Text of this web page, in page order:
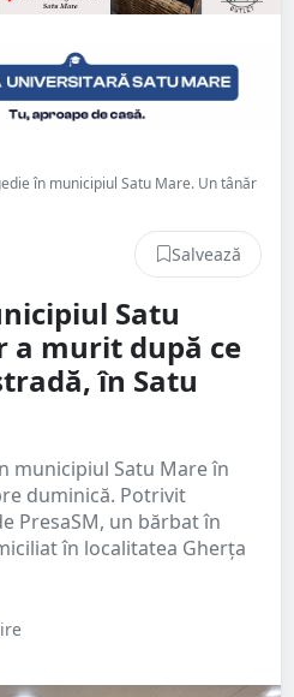
în municipiul Satu Mare. Un tânăr
Salvează
Satu
a murit după ce
în Satu
municipiul Satu Mare în
duminică. Potrivit
PresaSM, un bărbat în
în localitatea Gherța